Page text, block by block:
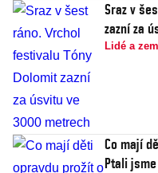
Sraz v
zazní za
Lidé a
Co mají
Ptali